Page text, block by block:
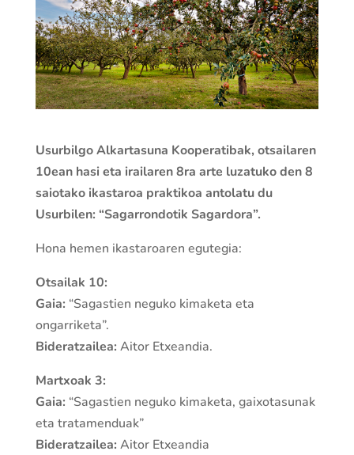
Usurbilgo Alkartasuna Kooperatibak, otsailaren
10ean hasi eta irailaren 8ra arte luzatuko den 8
saiotako ikastaroa praktikoa antolatu du
Usurbilen: “Sagarrondotik Sagardora”.
Hona hemen ikastaroaren egutegia:
Otsailak 10:
Gaia: “Sagastien neguko kimaketa eta
ongarriketa”.
Bideratzailea: Aitor Etxeandia.
Martxoak 3:
Gaia: “Sagastien neguko kimaketa, gaixotasunak
eta tratamenduak”
Bideratzailea: Aitor Etxeandia